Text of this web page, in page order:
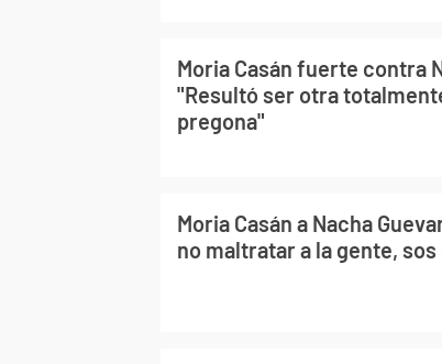
Moria Casán fuerte contra
"Resultó ser otra
pregona"
Moria Casán a Nacha
no maltratar a la gente,